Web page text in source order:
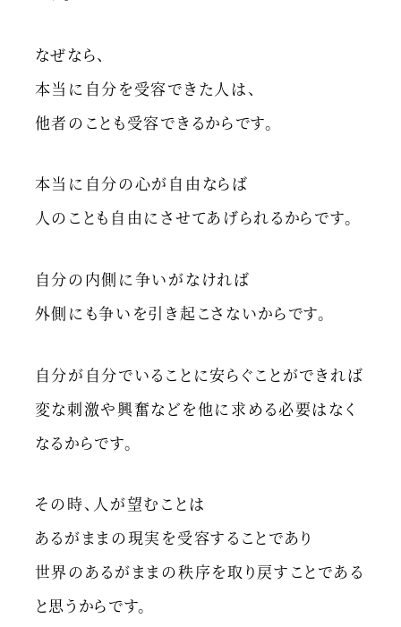
なぜなら、
本当に自分を受容できた人は、
他者のことも受容できるからです。
本当に自分の心が自由ならば
人のことも自由にさせてあげられるからです。
自分の内側に争いがなければ
外側にも争いを引き起こさないからです。
自分が自分でいることに安らぐことができれば
変な刺激や興奮などを他に求める必要はなく
なるからです。
その時、人が望むことは
あるがままの現実を受容することであり
世界のあるがままの秩序を取り戻すことである
と思うからです。